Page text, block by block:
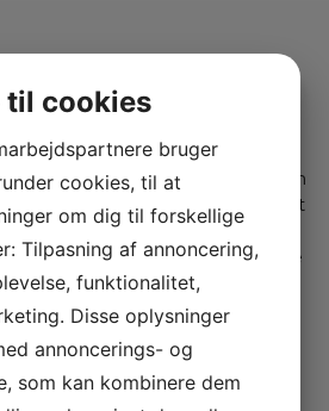
hybridbil, er det vigtigt med den
findes mange udbydere, og det
finde rundt i – især som
hjælper vi dig med at vælge
til dine behov. Vi samarbejder
Clever, OK og LOOAD.
til cookies
bruger
cookies, til at
om dig til forskellige
Tilpasning af annoncering,
funktionalitet,
Disse oplysninger
annoncerings- og
som kan kombinere dem